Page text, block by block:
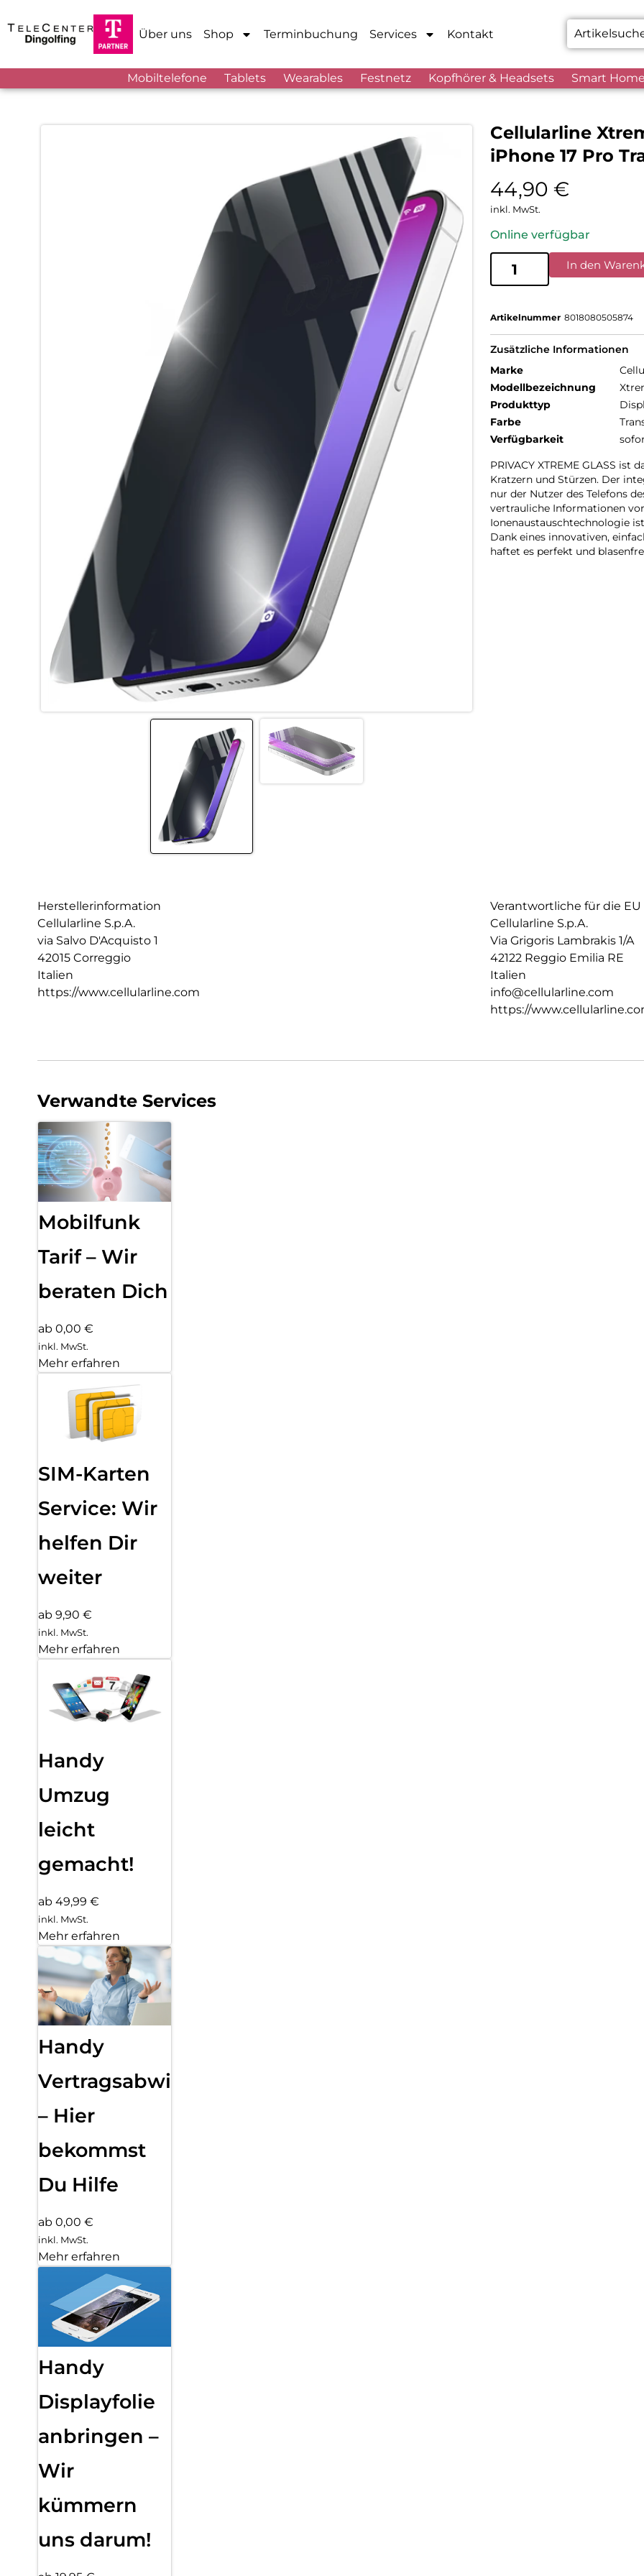
Über uns Shop Terminbuchung Services Kontakt
Mobiltelefone Tablets Wearables Festnetz Kopfhörer & Headsets Smart
Cellularline
iPhone 17 Pro
44,90 €
inkl. MwSt.
Online verfügbar
In den
Artikelnummer 8018080505874
Zusätzliche Informationen
Marke
Modellbezeichnung
Produkttyp
Farbe
Verfügbarkeit
PRIVACY XTREME GLASS
Kratzern und Stürzen. Der
nur der Nutzer des Telefons
vertrauliche Informationen
Ionenaustauschtechnologie
Dank eines innovativen,
haftet es perfekt und
Herstellerinformation
Cellularline S.p.A.
via Salvo D'Acquisto 1
42015 Correggio
Italien
https://www.cellularline.com
Verantwortliche für die EU
Cellularline S.p.A.
Via Grigoris Lambrakis 1/A
42122 Reggio Emilia RE
Italien
info@cellularline.com
https://
Verwandte Services
Mobilfunk
Tarif – Wir
beraten Dich
ab 0,00 €
inkl. MwSt.
Mehr erfahren
SIM-Karten
Service: Wir
helfen Dir
weiter
ab 9,90 €
inkl. MwSt.
Mehr erfahren
Handy
Umzug
leicht
gemacht!
ab 49,99 €
inkl. MwSt.
Mehr erfahren
Handy
Vertragsabwicklung
– Hier
bekommst
Du Hilfe
ab 0,00 €
inkl. MwSt.
Mehr erfahren
Handy
Displayfolie
anbringen –
Wir
kümmern
uns darum!